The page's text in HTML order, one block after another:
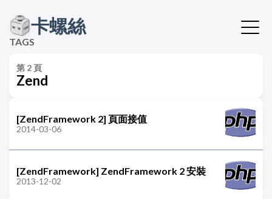
卡螺絲
TAGS
第 2 頁
Zend
[ZendFramework 2] 頁面接值
2014-03-06
[ZendFramework] ZendFramework 2 安裝
2013-12-02